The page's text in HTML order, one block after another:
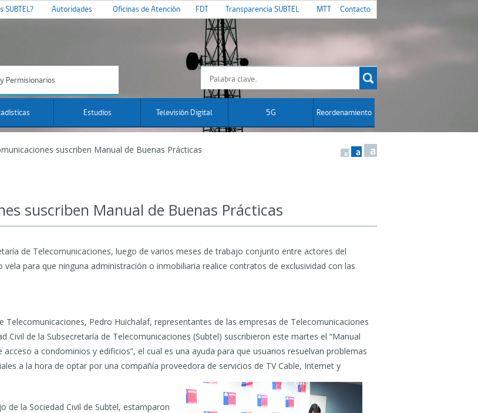
SUBTEL? Autoridades Oficinas de Atención FDT Transparencia SUBTEL MTT Contacto
Permisionarios
Estudios Televisión Digital 5G Reordenamiento
suscriben Manual de Buenas Prácticas a a a
suscriben Manual de Buenas Prácticas
de Telecomunicaciones, luego de varios meses de trabajo conjunto entre actores del
para que ninguna administración o inmobiliaria realice contratos de exclusividad con las
Telecomunicaciones, Pedro Huichalaf, representantes de las empresas de Telecomunicaciones
Civil de la Subsecretaría de Telecomunicaciones (Subtel) suscribieron este martes el “Manual
a condominios y edificios”, el cual es una ayuda para que usuarios resuelvan problemas
a la hora de optar por una compañía proveedora de servicios de TV Cable, Internet y
de la Sociedad Civil de Subtel, estamparon